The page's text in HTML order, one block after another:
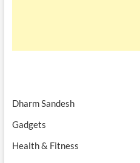
Dharm Sandesh
Gadgets
Health & Fitness